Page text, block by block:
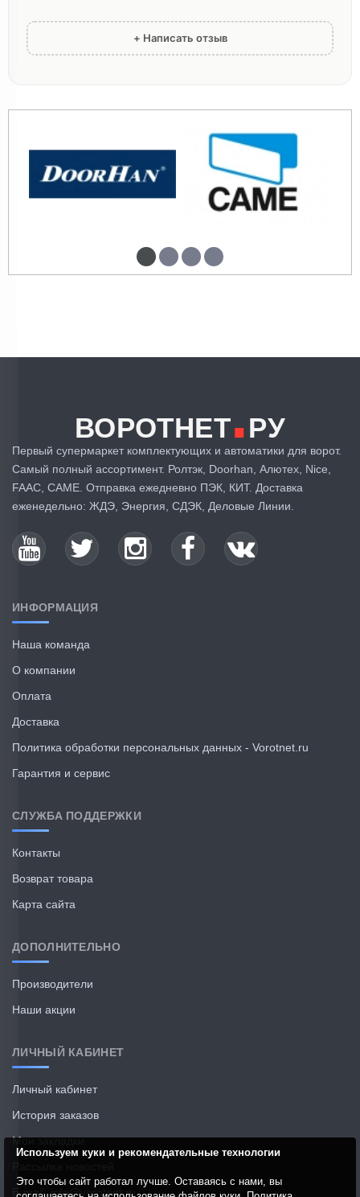
+ Написать отзыв
ВОРОТНЕТ.РУ
Первый супермаркет комплектующих и автоматики для ворот.
Самый полный ассортимент. Ролтэк, Doorhan, Алютех, Nice,
FAAC, CAME. Отправка ежедневно ПЭК, КИТ. Доставка
еженедельно: ЖДЭ, Энергия, СДЭК, Деловые Линии.
ИНФОРМАЦИЯ
Наша команда
О компании
Оплата
Доставка
Политика обработки персональных данных - Vorotnet.ru
Гарантия и сервис
СЛУЖБА ПОДДЕРЖКИ
Контакты
Возврат товара
Карта сайта
ДОПОЛНИТЕЛЬНО
Производители
Наши акции
ЛИЧНЫЙ КАБИНЕТ
Личный кабинет
История заказов
Мои закладки
E-mail: info@vorotnet.ru
Используем куки и рекомендательные технологии
Это чтобы сайт работал лучше. Оставаясь с нами, вы